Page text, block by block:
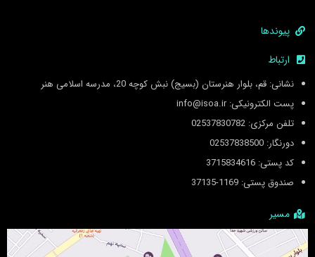
پیوندها
ارتباط
نشانی: قم، بلوار هنرستان (بسیج) نبش کوچه 20، مدرسه اسلامی هنر
پست الکترونیکی: info@isoa.ir
تلفن مرکزی: 02537830782
دورنگار: 02537838500
کد پستی: 3715834616
صندوق پستی: 1169-37135
مسیر